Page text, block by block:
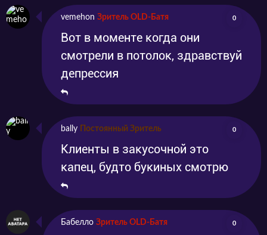
vemehon Зритель OLD-Батя 0
Вот в моменте когда они
смотрели в потолок, здравствуй
депрессия
bally Постоянный Зритель 0
Клиенты в закусочной это
капец, будто букиных смотрю
Бабелло Зритель OLD-Батя 0